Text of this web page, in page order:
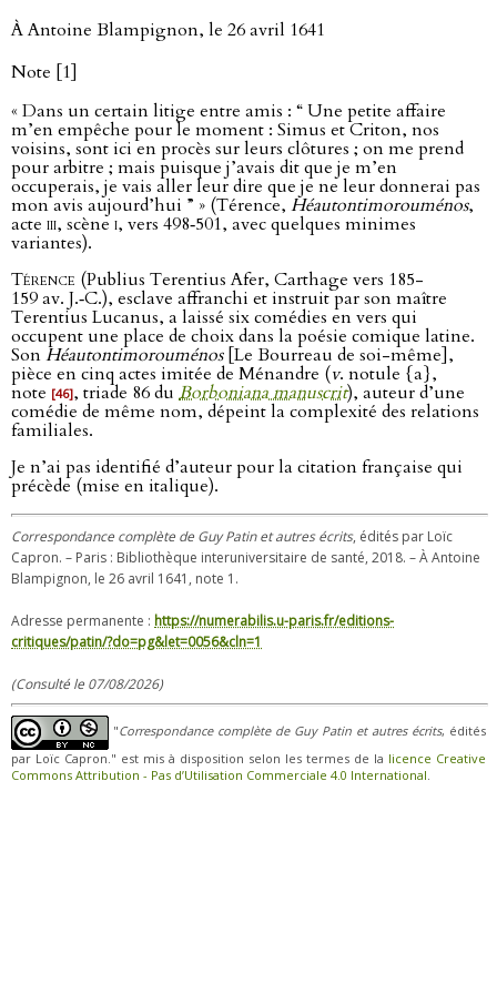
À Antoine Blampignon, le 26 avril 1641
Note [1]
« Dans un certain litige entre amis : “ Une petite affaire
m’en empêche pour le moment : Simus et Criton, nos
voisins, sont ici en procès sur leurs clôtures ; on me prend
pour arbitre ; mais puisque j’avais dit que je m’en
occuperais, je vais aller leur dire que je ne leur donnerai pas
mon avis aujourd’hui ” » (Térence, Héautontimorouménos,
acte iii, scène i, vers 498‑501, avec quelques minimes
variantes).
Térence (Publius Terentius Afer, Carthage vers 185-
159 av. J.‑C.), esclave affranchi et instruit par son maître
Terentius Lucanus, a laissé six comédies en vers qui
occupent une place de choix dans la poésie comique latine.
SonHéautontimorouménos[Le Bourreau de soi-même],
pièce en cinq actes imitée de Ménandre (v. notule {a},
note [46], triade 86 du Borboniana manuscrit), auteur d’une
comédie de même nom, dépeint la complexité des relations
familiales.
Je n’ai pas identifié d’auteur pour la citation française qui
précède (mise en italique).
Correspondance complète de Guy Patin et autres écrits, édités par Loïc
Capron. – Paris : Bibliothèque interuniversitaire de santé, 2018. – À Antoine
Blampignon, le 26 avril 1641, note 1.
Adresse permanente : https://numerabilis.u-paris.fr/editions-
critiques/patin/?do=pg&let=0056&cln=1
(Consulté le 07/08/2026)
"Correspondance complète de Guy Patin et autres écrits, édités
par Loïc Capron." est mis à disposition selon les termes de la licence Creative
Commons Attribution - Pas d’Utilisation Commerciale 4.0 International.